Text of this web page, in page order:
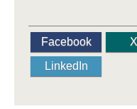
Facebook
LinkedIn